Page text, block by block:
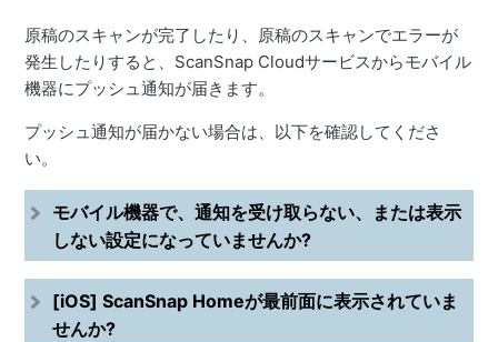
原稿のスキャンが完了したり、原稿のスキャンでエラーが
発生したりすると、ScanSnap Cloudサービスからモバイル
機器にプッシュ通知が届きます。
プッシュ通知が届かない場合は、以下を確認してくださ
い。
モバイル機器で、通知を受け取らない、または表示
しない設定になっていませんか?
[iOS] ScanSnap Homeが最前面に表示されていま
せんか?